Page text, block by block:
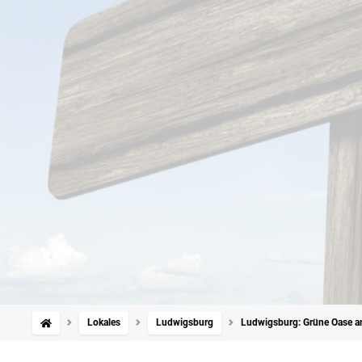
Lokales Ludwigsburg Ludwigsburg: Grüne Oase